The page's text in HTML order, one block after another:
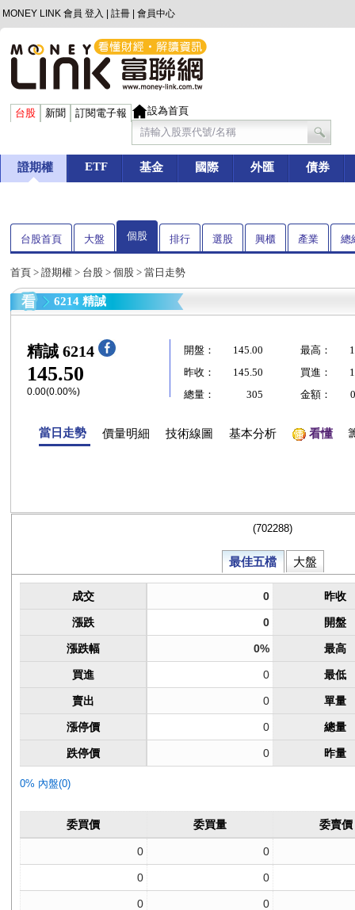
MONEY LINK 會員 登入 註冊 會員中心
台股 新聞 訂閱電子報 設為首頁
證期權 ETF 基金 國際 外匯 債券
台股首頁 大盤 個股 排行 選股 興櫃 產業 總
首頁 > 證期權 > 台股 > 個股 > 當日走勢
6214 精誠
精誠 6214
145.50
0.00(0.00%)
開盤： 145.00 最高：
昨收：
145.50 買進：
總量：
305 金額：
當日走勢 價量明細 技術線圖 基本分析 看懂